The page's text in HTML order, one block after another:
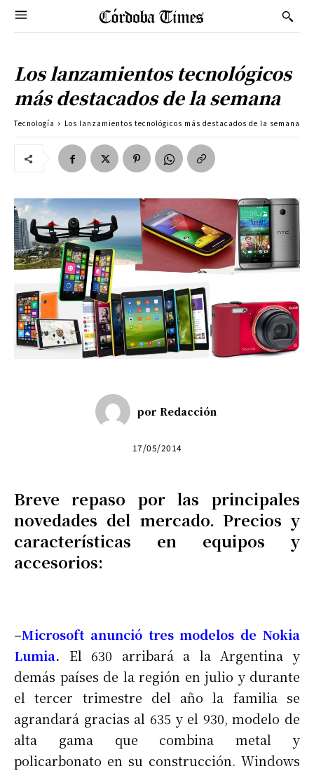
Los lanzamientos tecnológicos
más destacados de la semana
Tecnología Los lanzamientos tecnológicos más destacados de la semana
por Redacción
17/05/2014
Breve repaso por las principales
novedades del mercado. Precios y
características en equipos y
accesorios:
–Microsoft anunció tres modelos de Nokia
Lumia. El 630 arribará a la Argentina y
demás países de la región en julio y durante
el tercer trimestre del año la familia se
agrandará gracias al 635 y el 930, modelo de
alta gama que combina metal y
policarbonato en su construcción. Windows